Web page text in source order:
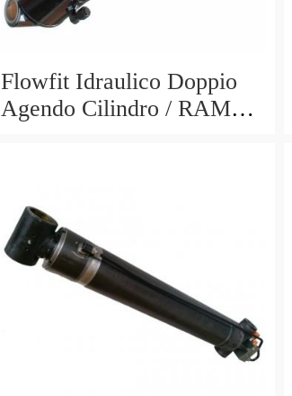
Flowfit Idraulico Doppio
Agendo Cilindro / RAM